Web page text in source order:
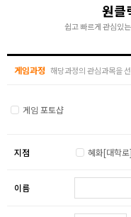
원클
쉽고 빠르게 관심있
게임과정 해당과정의 관심과목을
게임 포토샵
지점 혜화[대학로]
이름